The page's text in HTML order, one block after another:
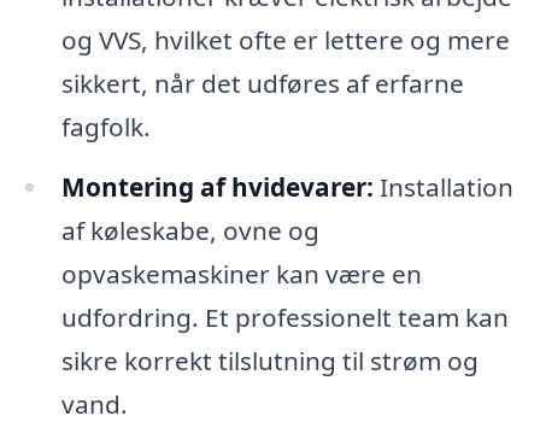
og VVS, hvilket ofte er lettere og mere
sikkert, når det udføres af erfarne
fagfolk.
Montering af hvidevarer: Installation
af køleskabe, ovne og
opvaskemaskiner kan være en
udfordring. Et professionelt team kan
sikre korrekt tilslutning til strøm og
vand.